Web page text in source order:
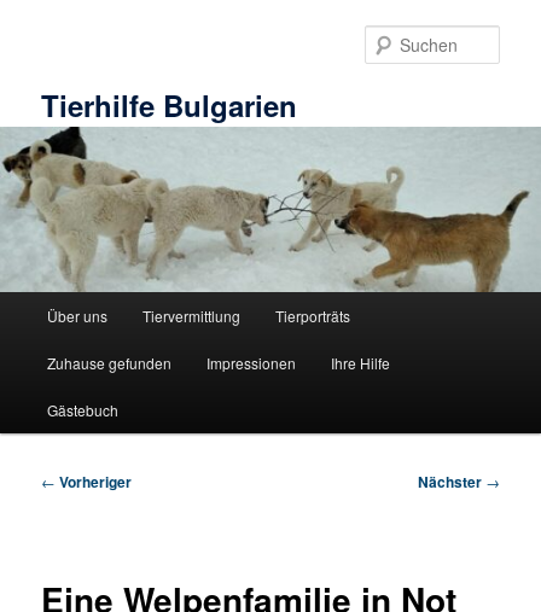
Tierhilfe Bulgarien
HauptmenüÜber uns Tiervermittlung Tierporträts
Zuhause gefunden Impressionen Ihre Hilfe
Gästebuch
Beitragsnavigation
← Vorheriger Nächster →
Eine Welpenfamilie in Not